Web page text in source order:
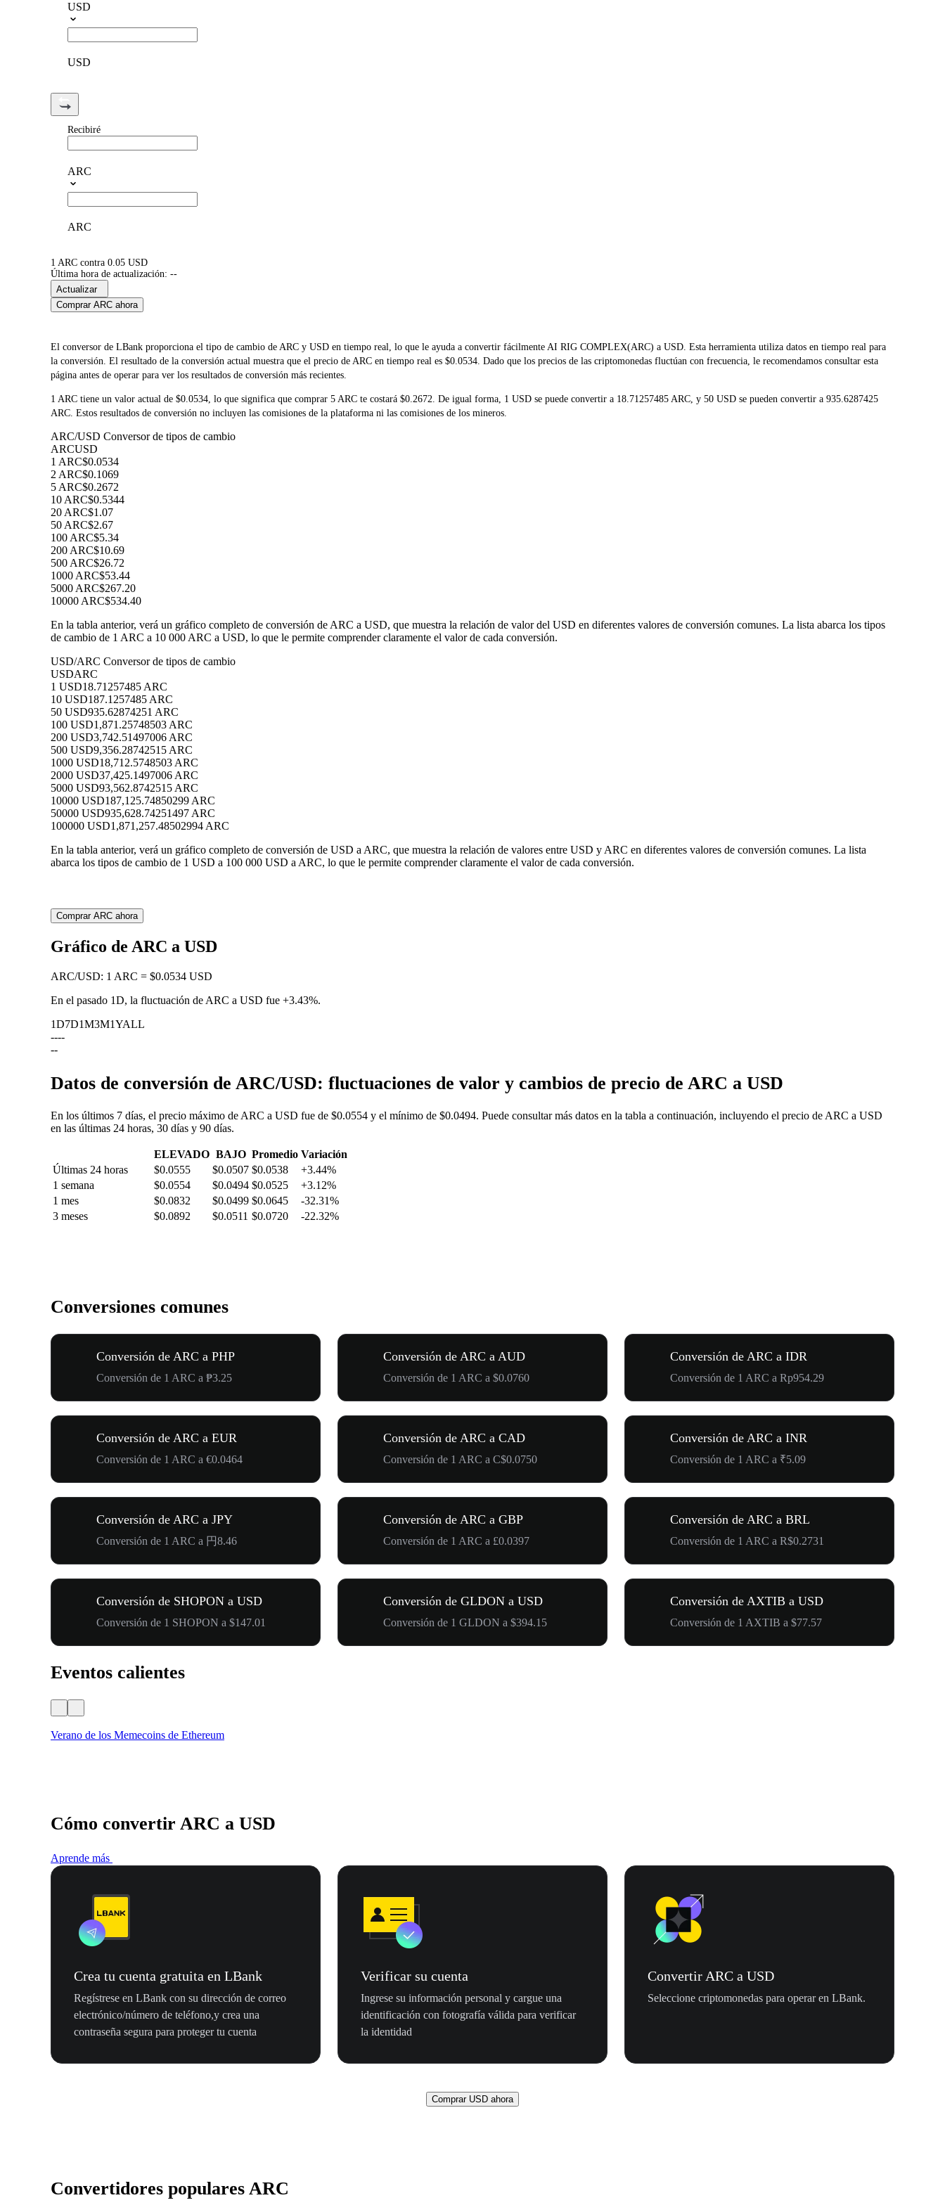
USD
USD
Recibiré
ARC
ARC
1 ARC contra 0.05 USD
Última hora de actualización: --
Actualizar
Comprar ARC ahora
El conversor de LBank proporciona el tipo de cambio de ARC y USD en tiempo real, lo que le ayuda a convertir fácilmente AI RIG COMPLEX(ARC) a USD. Esta herramienta utiliza datos en tiempo real para
la conversión. El resultado de la conversión actual muestra que el precio de ARC en tiempo real es $0.0534. Dado que los precios de las criptomonedas fluctúan con frecuencia, le recomendamos consultar esta
página antes de operar para ver los resultados de conversión más recientes.
1 ARC tiene un valor actual de $0.0534, lo que significa que comprar 5 ARC te costará $0.2672. De igual forma, 1 USD se puede convertir a 18.71257485 ARC, y 50 USD se pueden convertir a 935.6287425
ARC. Estos resultados de conversión no incluyen las comisiones de la plataforma ni las comisiones de los mineros.
ARC/USD Conversor de tipos de cambio
ARCUSD
1 ARC$0.0534
2 ARC$0.1069
5 ARC$0.2672
10 ARC$0.5344
20 ARC$1.07
50 ARC$2.67
100 ARC$5.34
200 ARC$10.69
500 ARC$26.72
1000 ARC$53.44
5000 ARC$267.20
10000 ARC$534.40
En la tabla anterior, verá un gráfico completo de conversión de ARC a USD, que muestra la relación de valor del USD en diferentes valores de conversión comunes. La lista abarca los tipos
de cambio de 1 ARC a 10 000 ARC a USD, lo que le permite comprender claramente el valor de cada conversión.
USD/ARC Conversor de tipos de cambio
USDARC
1 USD18.71257485 ARC
10 USD187.1257485 ARC
50 USD935.62874251 ARC
100 USD1,871.25748503 ARC
200 USD3,742.51497006 ARC
500 USD9,356.28742515 ARC
1000 USD18,712.5748503 ARC
2000 USD37,425.1497006 ARC
5000 USD93,562.8742515 ARC
10000 USD187,125.74850299 ARC
50000 USD935,628.74251497 ARC
100000 USD1,871,257.48502994 ARC
En la tabla anterior, verá un gráfico completo de conversión de USD a ARC, que muestra la relación de valores entre USD y ARC en diferentes valores de conversión comunes. La lista
abarca los tipos de cambio de 1 USD a 100 000 USD a ARC, lo que le permite comprender claramente el valor de cada conversión.
Comprar ARC ahora
Gráfico de ARC a USD
ARC/USD: 1 ARC = $0.0534 USD
En el pasado 1D, la fluctuación de ARC a USD fue +3.43%.
1D7D1M3M1YALL
----
--
Datos de conversión de ARC/USD: fluctuaciones de valor y cambios de precio de ARC a USD
En los últimos 7 días, el precio máximo de ARC a USD fue de $0.0554 y el mínimo de $0.0494. Puede consultar más datos en la tabla a continuación, incluyendo el precio de ARC a USD
en las últimas 24 horas, 30 días y 90 días.
ELEVADO BAJO Promedio Variación
Últimas 24 horas
$0.0555 $0.0507 $0.0538
+3.44%
1 semana
$0.0554 $0.0494 $0.0525
+3.12%
1 mes
$0.0832 $0.0499 $0.0645
-32.31%
3 meses
$0.0892 $0.0511 $0.0720 -22.32%
Conversiones comunes
Conversión de ARC a PHP
Conversión de 1 ARC a ₱3.25
Conversión de ARC a AUD
Conversión de 1 ARC a $0.0760
Conversión de ARC a IDR
Conversión de 1 ARC a Rp954.29
Conversión de ARC a EUR
Conversión de 1 ARC a €0.0464
Conversión de ARC a CAD
Conversión de 1 ARC a C$0.0750
Conversión de ARC a INR
Conversión de 1 ARC a ₹5.09
Conversión de ARC a JPY
Conversión de 1 ARC a 円8.46
Conversión de ARC a GBP
Conversión de 1 ARC a £0.0397
Conversión de ARC a BRL
Conversión de 1 ARC a R$0.2731
Conversión de SHOPON a USD
Conversión de 1 SHOPON a $147.01
Conversión de GLDON a USD
Conversión de 1 GLDON a $394.15
Conversión de AXTIB a USD
Conversión de 1 AXTIB a $77.57
Eventos calientes
Verano de los Memecoins de Ethereum
Cómo convertir ARC a USD
Aprende más
Crea tu cuenta gratuita en LBank
Regístrese en LBank con su dirección de correo
electrónico/número de teléfono,y crea una
contraseña segura para proteger tu cuenta
Verificar su cuenta
Ingrese su información personal y cargue una
identificación con fotografía válida para verificar
la identidad
Convertir ARC a USD
Seleccione criptomonedas para operar en LBank.
Comprar USD ahora
Convertidores populares ARC